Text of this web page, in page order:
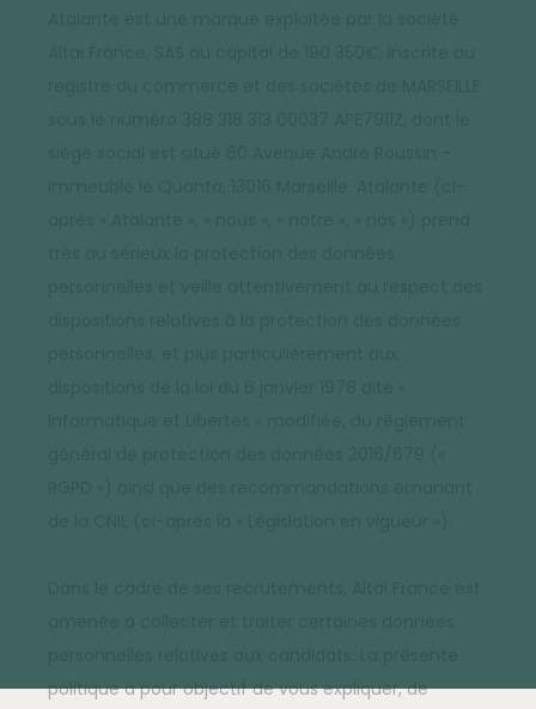
politique a pour objectif de vous expliquer, de